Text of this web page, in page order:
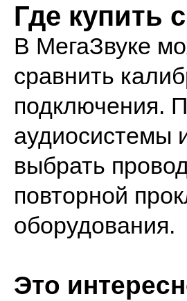
Где купить
В МегаЗвуке
сравнить
подключения.
аудиосистемы
выбрать
повторной
оборудования.
Это